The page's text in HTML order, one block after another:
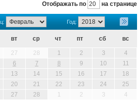
Отображать по на странице
Год:
вт ср чт пт сб вс
27 28 1 2 3
4
6 7 8 9 10
11
13 14 15 16 17
18
20 21 22 23 24
25
27 28 1 2 3 4